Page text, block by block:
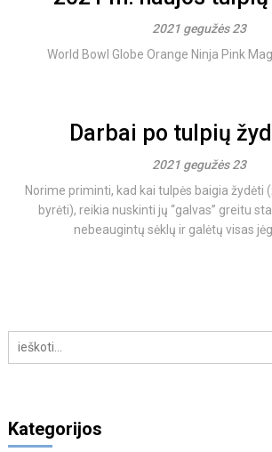
2021 gegužės 23
World Bowl Globe Orange Ninja Pink
Darbai po tulpių
2021 gegužės 23
Norime priminti, kad kai tulpės baigia žydėti
byrėti), reikia nuskinti jų “galvas” greitu
nebeaugintų sėklų ir galėtų visas
Kategorijos